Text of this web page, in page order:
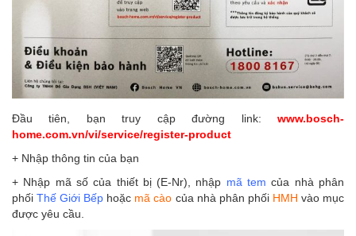
Đầu tiên, bạn truy cập đường link: www.bosch-
home.com.vn/vi/service/register-product
+ Nhập thông tin của bạn
+ Nhập mã số của thiết bị (E-Nr), nhập mã tem của nhà phân
phốiThế Giới Bếp hoặc mã cào của nhà phân phối HMH vào mục
được yêu cầu.